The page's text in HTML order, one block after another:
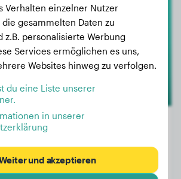
Denise
2 Jahre, 4 Monate
Verhalten einzelner Nutzer
gesammelten Daten zu
z.B. personalisierte Werbung
Services ermöglichen es uns,
Websites hinweg zu verfolgen.
du eine Liste unserer
in unserer
und akzeptieren